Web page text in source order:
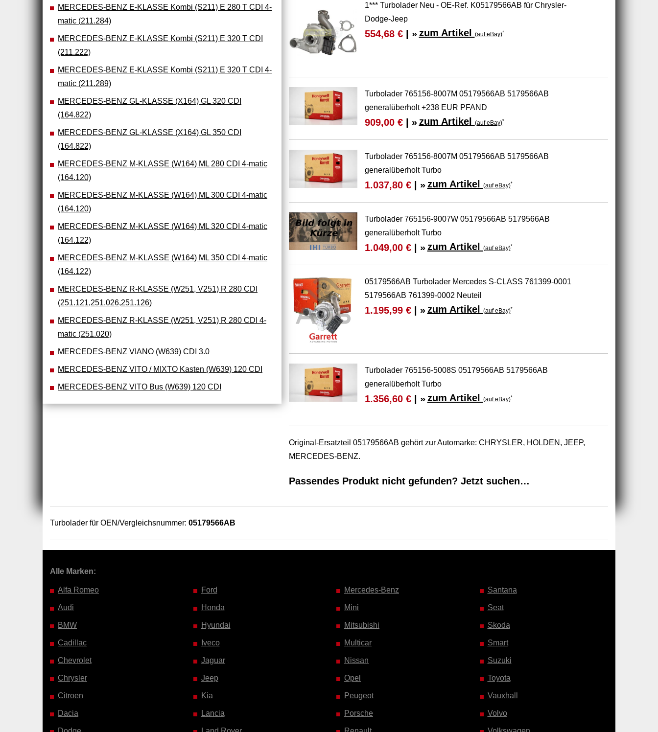
MERCEDES-BENZ E-KLASSE Kombi (S211) E 280 T CDI 4-
matic (211.284)
MERCEDES-BENZ E-KLASSE Kombi (S211) E 320 T CDI
(211.222)
MERCEDES-BENZ E-KLASSE Kombi (S211) E 320 T CDI 4-
matic (211.289)
MERCEDES-BENZ GL-KLASSE (X164) GL 320 CDI
(164.822)
MERCEDES-BENZ GL-KLASSE (X164) GL 350 CDI
(164.822)
MERCEDES-BENZ M-KLASSE (W164) ML 280 CDI 4-matic
(164.120)
MERCEDES-BENZ M-KLASSE (W164) ML 300 CDI 4-matic
(164.120)
MERCEDES-BENZ M-KLASSE (W164) ML 320 CDI 4-matic
(164.122)
MERCEDES-BENZ M-KLASSE (W164) ML 350 CDI 4-matic
(164.122)
MERCEDES-BENZ R-KLASSE (W251, V251) R 280 CDI
(251.121,251.026,251.126)
MERCEDES-BENZ R-KLASSE (W251, V251) R 280 CDI 4-
matic (251.020)
MERCEDES-BENZ VIANO (W639) CDI 3.0
MERCEDES-BENZ VITO / MIXTO Kasten (W639) 120 CDI
MERCEDES-BENZ VITO Bus (W639) 120 CDI
1*** Turbolader Neu - OE-Ref. K05179566AB für Chrysler-
Dodge-Jeep
554,68 €| » zum Artikel (auf eBay)*
Turbolader 765156-8007M 05179566AB 5179566AB
generalüberholt +238 EUR PFAND
909,00 €| » zum Artikel (auf eBay)*
Turbolader 765156-8007M 05179566AB 5179566AB
generalüberholt Turbo
1.037,80 €| » zum Artikel (auf eBay)*
Turbolader 765156-9007W 05179566AB 5179566AB
generalüberholt Turbo
1.049,00 €| » zum Artikel (auf eBay)*
05179566AB Turbolader Mercedes S-CLASS 761399-0001
5179566AB 761399-0002 Neuteil
1.195,99 €| » zum Artikel (auf eBay)*
Turbolader 765156-5008S 05179566AB 5179566AB
generalüberholt Turbo
1.356,60 €| » zum Artikel (auf eBay)*
Original-Ersatzteil 05179566AB gehört zur Automarke: CHRYSLER, HOLDEN, JEEP,
MERCEDES-BENZ.
Passendes Produkt nicht gefunden? Jetzt suchen…
Turbolader für OEN/Vergleichsnummer: 05179566AB
Alle Marken:
Alfa Romeo
Audi
BMW
Cadillac
Chevrolet
Chrysler
Citroen
Dacia
Ford
Honda
Hyundai
Iveco
Jaguar
Jeep
Kia
Lancia
Mercedes-Benz
Mini
Mitsubishi
Multicar
Nissan
Opel
Peugeot
Porsche
Santana
Seat
Skoda
Smart
Suzuki
Toyota
Vauxhall
Volvo